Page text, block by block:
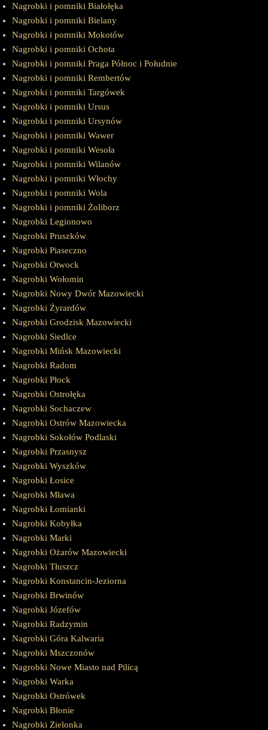
Nagrobki i pomniki Białołęka
Nagrobki i pomniki Bielany
Nagrobki i pomniki Mokotów
Nagrobki i pomniki Ochota
Nagrobki i pomniki Praga Północ i Południe
Nagrobki i pomniki Rembertów
Nagrobki i pomniki Targówek
Nagrobki i pomniki Ursus
Nagrobki i pomniki Ursynów
Nagrobki i pomniki Wawer
Nagrobki i pomniki Wesoła
Nagrobki i pomniki Wilanów
Nagrobki i pomniki Włochy
Nagrobki i pomniki Wola
Nagrobki i pomniki Żoliborz
Nagrobki Legionowo
Nagrobki Pruszków
Nagrobki Piaseczno
Nagrobki Otwock
Nagrobki Wołomin
Nagrobki Nowy Dwór Mazowiecki
Nagrobki Żyrardów
Nagrobki Grodzisk Mazowiecki
Nagrobki Siedlce
Nagrobki Mińsk Mazowiecki
Nagrobki Radom
Nagrobki Płock
Nagrobki Ostrołęka
Nagrobki Sochaczew
Nagrobki Ostrów Mazowiecka
Nagrobki Sokołów Podlaski
Nagrobki Przasnysz
Nagrobki Wyszków
Nagrobki Łosice
Nagrobki Mława
Nagrobki Łomianki
Nagrobki Kobyłka
Nagrobki Marki
Nagrobki Ożarów Mazowiecki
Nagrobki Tłuszcz
Nagrobki Konstancin-Jeziorna
Nagrobki Brwinów
Nagrobki Józefów
Nagrobki Radzymin
Nagrobki Góra Kalwaria
Nagrobki Mszczonów
Nagrobki Nowe Miasto nad Pilicą
Nagrobki Warka
Nagrobki Ostrówek
Nagrobki Błonie
Nagrobki Zielonka